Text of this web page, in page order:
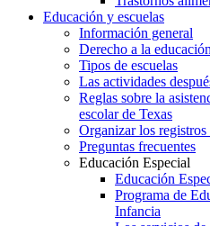
Educación y escuelas
Información general
Derecho a la
Tipos de escuelas
Las actividades
Reglas sobre la
escolar de Texas
Organizar los registros
Preguntas frecuentes
Educación Especial
Educación
Programa de
Infancia